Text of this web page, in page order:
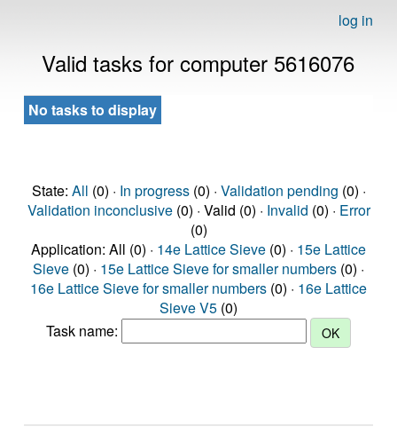
log in
Valid tasks for computer 5616076
No tasks to display
State: All (0) · In progress(0) · Validation pending (0) ·
Validation inconclusive(0) · Valid (0) · Invalid (0) · Error
(0)
Application: All (0) · 14e Lattice Sieve (0) · 15e Lattice
Sieve (0) · 15e Lattice Sieve for smaller numbers (0) ·
16e Lattice Sieve for smaller numbers (0) · 16e Lattice
Sieve V5 (0)
Task name: